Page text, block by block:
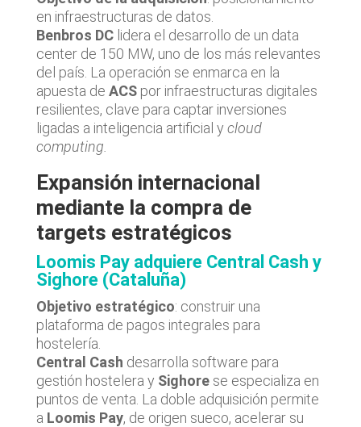
en infraestructuras de datos.
Benbros DClidera el desarrollo de un data
center de 150 MW, uno de los más relevantes
del país. La operación se enmarca en la
apuesta de ACSpor infraestructuras digitales
resilientes, clave para captar inversiones
ligadas a inteligencia artificial y cloud
computing.
Expansión internacional
mediante la compra de
targets estratégicos
Loomis Pay adquiere Central Cash y
Sighore (Cataluña)
Objetivo estratégico: construir una
plataforma de pagos integrales para
hostelería.
Central Cash desarrolla software para
gestión hostelera y Sighorese especializa en
puntos de venta. La doble adquisición permite
a Loomis Pay, de origen sueco, acelerar su